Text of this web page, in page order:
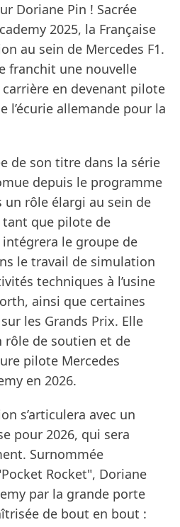
Doriane Pin ! Sacrée
2025, la Française
au sein de Mercedes F1.
franchit une nouvelle
en devenant pilote
l’écurie allemande pour la
de son titre dans la série
depuis le programme
un rôle élargi au sein de
tant que pilote de
le groupe de
le travail de simulation
techniques à l’usine
ainsi que certaines
les Grands Prix. Elle
rôle de soutien et de
pilote Mercedes
en 2026.
s’articulera avec un
pour 2026, qui sera
Surnommée
Rocket", Doriane
par la grande porte
de bout en bout :